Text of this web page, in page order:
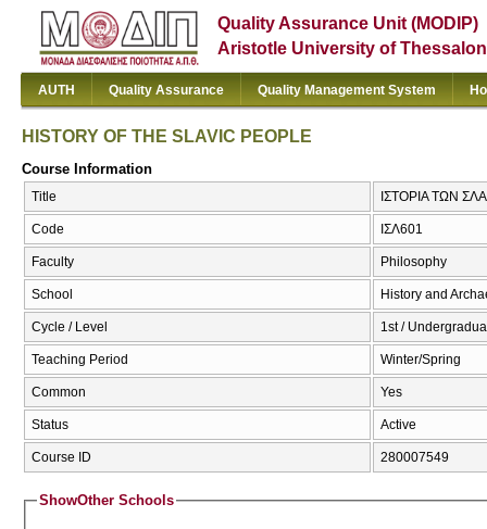
Quality Assurance Unit (MODIP)
Aristotle University of
AUTH Quality Assurance Quality Management System
HISTORY OF THE SLAVIC PEOPLE
Course Information
Title ΙΣΤΟΡΙΑ ΤΩΝ
Code ΙΣΛ601
Faculty Philosophy
School History and
Cycle / Level 1st /
Teaching Period Winter/Spring
Common Yes
Status Active
Course ID 280007549
ShowOther Schools